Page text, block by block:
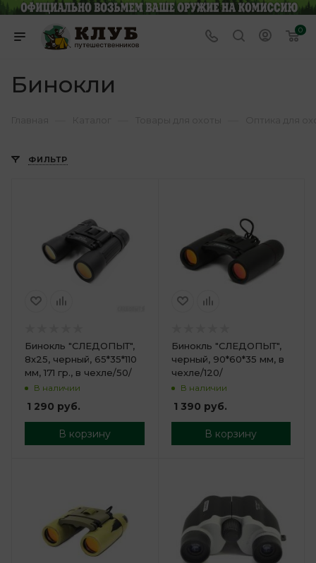
0
Бинокли
ФИЛЬТР
Бинокль "СЛЕДОПЫТ",
8х25, черный, 65*35*110
мм, 171 гр., в чехле/50/
В наличии
1 290 руб.
В корзину
Бинокль "СЛЕДОПЫТ",
черный, 90*60*35 мм, в
чехле/120/
В наличии
1 390 руб.
В корзину